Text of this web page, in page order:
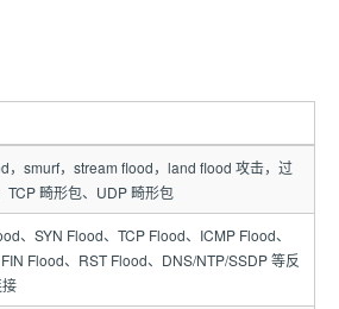
，smurf，stream flood，land flood 攻击，过
TCP 畸形包、UDP 畸形包
、SYN Flood、TCP Flood、ICMP Flood、
Flood、RST Flood、DNS/NTP/SSDP 等反